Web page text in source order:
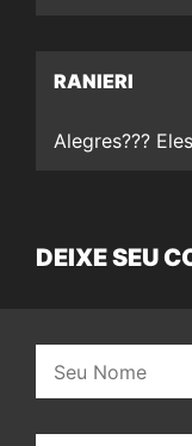
RANIERI
Alegres???
DEIXE SEU